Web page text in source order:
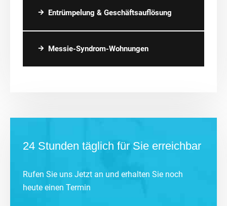
Entrümpelung & Geschäftsauflösung
Messie-Syndrom-Wohnungen
24 Stunden täglich für Sie erreichbar
Rufen Sie uns Jetzt an und erhalten Sie noch
heute einen Termin